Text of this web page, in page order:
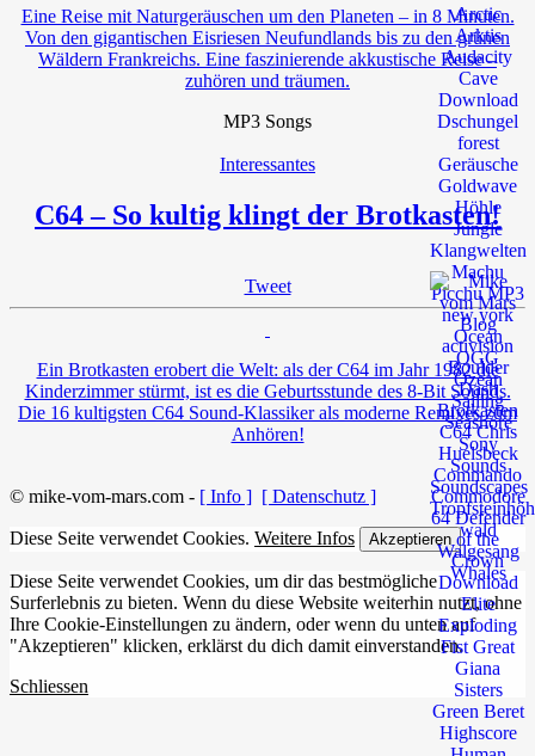
Eine Reise mit Naturgeräuschen um den Planeten – in 8 Minuten.
Von den gigantischen Eisriesen Neufundlands bis zu den grünen
Wäldern Frankreichs. Eine faszinierende akkustische Reise –
zuhören und träumen.
MP3 Songs
Interessantes
C64 – So kultig klingt der Brotkasten!
Tweet
Ein Brotkasten erobert die Welt: als der C64 im Jahr 1982 die
Kinderzimmer stürmt, ist es die Geburtsstunde des 8-Bit Sounds.
Die 16 kultigsten C64 Sound-Klassiker als moderne Remixes zum
Anhören!
© mike-vom-mars.com - [ Info ] [ Datenschutz ]
Diese Seite verwendet Cookies. Weitere Infos Akzeptieren
Diese Seite verwendet Cookies, um dir das bestmögliche
Surferlebnis zu bieten. Wenn du diese Website weiterhin nutzt, ohne
Ihre Cookie-Einstellungen zu ändern, oder wenn du unten auf
"Akzeptieren" klicken, erklärst du dich damit einverstanden.
Schliessen